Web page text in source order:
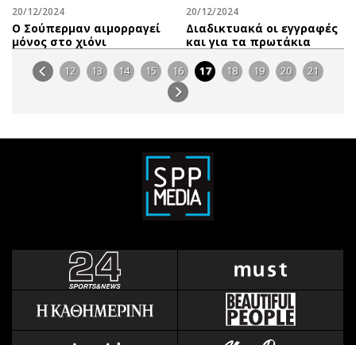
20/12/2024
Ο Σούπερμαν αιμορραγεί
μόνος στο χιόνι
20/12/2024
Διαδικτυακά οι εγγραφές
και για τα πρωτάκια
12 13 14 15 16 17 18 19 20 21